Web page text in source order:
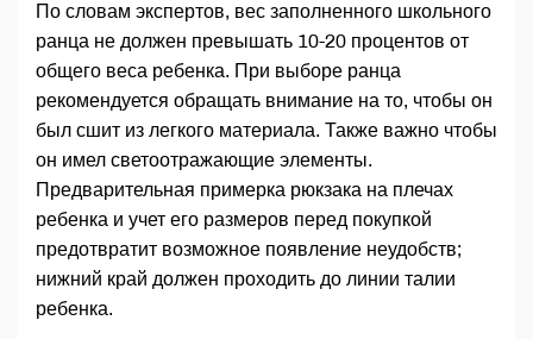
По словам экспертов, вес заполненного школьного
ранца не должен превышать 10-20 процентов от
общего веса ребенка. При выборе ранца
рекомендуется обращать внимание на то, чтобы он
был сшит из легкого материала. Также важно чтобы
он имел светоотражающие элементы.
Предварительная примерка рюкзака на плечах
ребенка и учет его размеров перед покупкой
предотвратит возможное появление неудобств;
нижний край должен проходить до линии талии
ребенка.